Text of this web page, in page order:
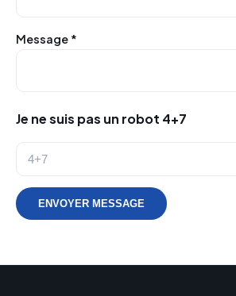
Message *
Je ne suis pas un robot 4+7
ENVOYER MESSAGE